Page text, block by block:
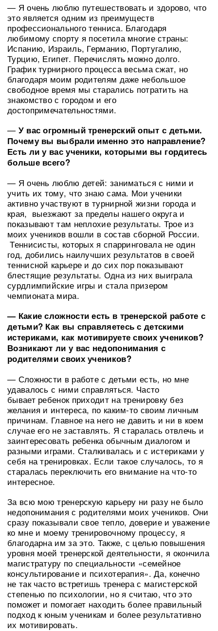
— Я очень люблю путешествовать и здорово, что
это является одним из преимуществ
профессионального тенниса. Благодаря
любимому спорту я посетила многие страны:
Испанию, Израиль, Германию, Португалию,
Турцию, Египет. Перечислять можно долго.
График турнирного процесса весьма сжат, но
благодаря моим родителям даже небольшое
свободное время мы старались потратить на
знакомство с городом и его
достопримечательностями.
— У вас огромный тренерский опыт с детьми.
Почему вы выбрали именно это направление?
Есть ли у вас ученики, которыми вы гордитесь
больше всего?
— Я очень люблю детей: заниматься с ними и
учить их тому, что знаю сама. Мои ученики
активно участвуют в турнирной жизни города и
края, выезжают за пределы нашего округа и
показывают там неплохие результаты. Трое из
моих учеников вошли в состав сборной России.
Теннисисты, которых я спарринговала не один
год, добились наилучших результатов в своей
теннисной карьере и до сих пор показывают
блестящие результаты. Одна из них выиграла
сурдлимпийские игры и стала призером
чемпионата мира.
— Какие сложности есть в тренерской работе с
детьми? Как вы справляетесь с детскими
истериками, как мотивируете своих учеников?
Возникают ли у вас недопонимания с
родителями своих учеников?
— Сложности в работе с детьми есть, но мне
удавалось с ними справляться. Часто
бывает ребенок приходит на тренировку без
желания и интереса, по каким-то своим личным
причинам. Главное на него не давить и ни в коем
случае его не заставлять. Я старалась отвлечь и
заинтересовать ребенка обычным диалогом и
разными играми. Сталкивалась и с истериками у
себя на тренировках. Если такое случалось, то я
старалась переключить его внимание на что-то
интересное.
За всю мою тренерскую карьеру ни разу не было
недопонимания с родителями моих учеников. Они
сразу показывали свое тепло, доверие и уважение
ко мне и моему тренировочному процессу, я
благодарна им за это. Также, с целью повышения
уровня моей тренерской деятельности, я окончила
магистратуру по специальности «семейное
консультирование и психотерапия». Да, конечно
не так часто встретишь тренера с магистерской
степенью по психологии, но я считаю, что это
поможет и помогает находить более правильный
подход к юным ученикам и более результативно
их мотивировать.